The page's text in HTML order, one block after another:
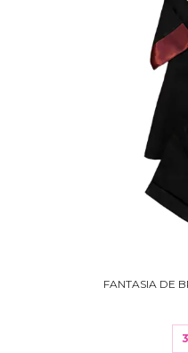
FANTASIA DE
3